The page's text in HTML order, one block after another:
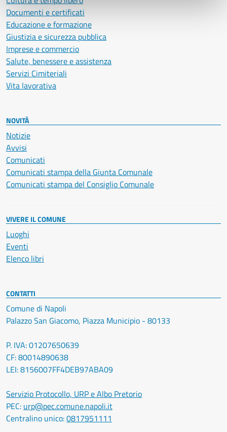
Documenti e certificati
Educazione e formazione
Giustizia e sicurezza pubblica
Imprese e commercio
Salute, benessere e assistenza
Servizi Cimiteriali
Vita lavorativa
NOVITÀ
Notizie
Avvisi
Comunicati
Comunicati stampa della Giunta Comunale
Comunicati stampa del Consiglio Comunale
VIVERE IL COMUNE
Luoghi
Eventi
Elenco libri
CONTATTI
Comune di Napoli
Palazzo San Giacomo, Piazza Municipio - 80133
P. IVA: 01207650639
CF: 80014890638
LEI: 8156007FF4DEB97ABA09
Servizio Protocollo, URP e Albo Pretorio
PEC: urp@pec.comune.napoli.it
Centralino unico:0817951111